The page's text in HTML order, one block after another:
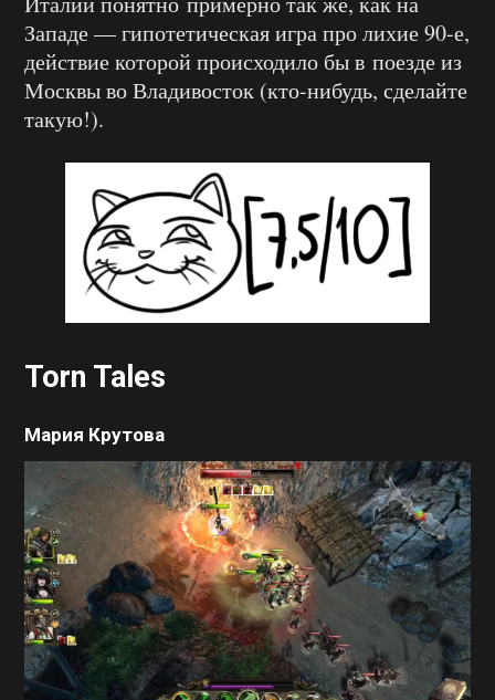
Западе — гипотетическая игра про лихие 90-е,
действие которой происходило бы в поезде из
Москвы во Владивосток (кто-нибудь, сделайте
такую!).
Torn Tales
Мария Крутова